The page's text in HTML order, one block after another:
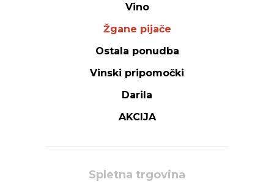
Vino
Žgane pijače
Ostala ponudba
Vinski pripomočki
Darila
AKCIJA
Spletna trgovina